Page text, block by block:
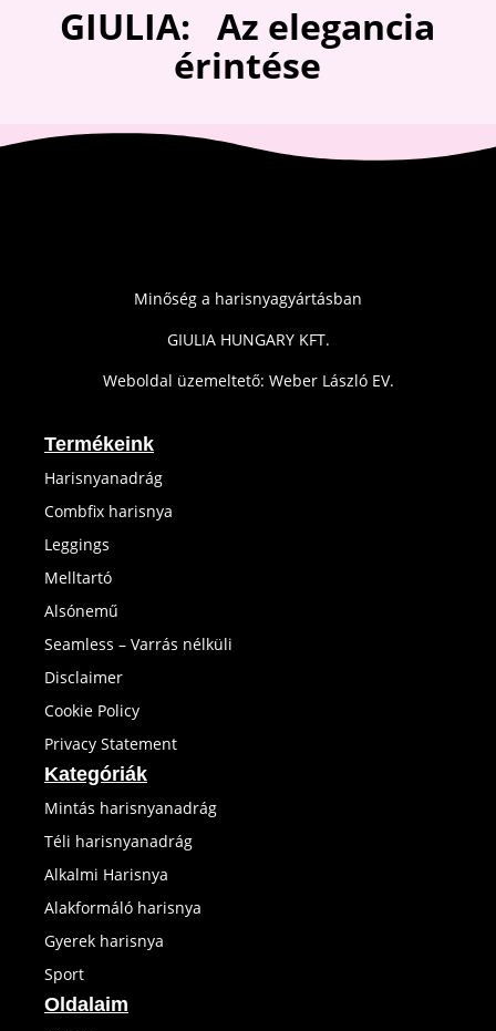
GIULIA: Az elegancia
érintése
Minőség a harisnyagyártásban
GIULIA HUNGARY KFT.
Weboldal üzemeltető: Weber László EV.
Termékeink
Harisnyanadrág
Combfix harisnya
Leggings
Melltartó
Alsónemű
Seamless – Varrás nélküli
Disclaimer
Cookie Policy
Privacy Statement
Kategóriák
Mintás harisnyanadrág
Téli harisnyanadrág
Alkalmi Harisnya
Alakformáló harisnya
Gyerek harisnya
Sport
Oldalaim